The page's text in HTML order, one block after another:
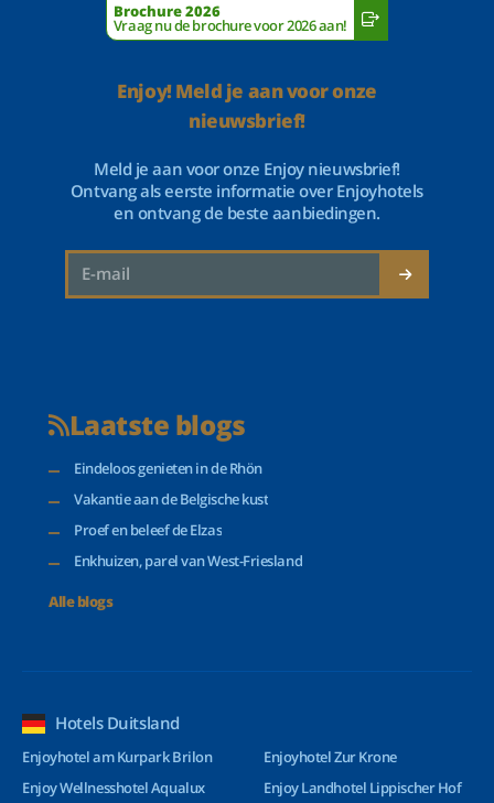
Brochure 2026
Vraag nu de brochure voor 2026 aan!
Enjoy! Meld je aan voor onze
nieuwsbrief!
Meld je aan voor onze Enjoy nieuwsbrief!
Ontvang als eerste informatie over Enjoyhotels
en ontvang de beste aanbiedingen.
Laatste blogs
Eindeloos genieten in de Rhön
Vakantie aan de Belgische kust
Proef en beleef de Elzas
Enkhuizen, parel van West-Friesland
Alle blogs
Hotels Duitsland
Enjoyhotel am Kurpark Brilon
Enjoy Wellnesshotel Aqualux
Enjoyhotel Zur Krone
Enjoy Landhotel Lippischer Hof